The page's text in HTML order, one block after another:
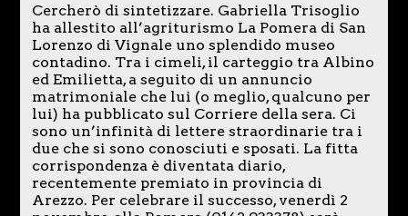
Cercherò di sintetizzare. Gabriella Trisoglio
ha allestito all’agriturismo La Pomera di San
Lorenzo di Vignale uno splendido museo
contadino. Tra i cimeli, il carteggio tra Albino
ed Emilietta, a seguito di un annuncio
matrimoniale che lui (o meglio, qualcuno per
lui) ha pubblicato sul Corriere della sera. Ci
sono un’infinità di lettere straordinarie tra i
due che si sono conosciuti e sposati. La fitta
corrispondenza è diventata diario,
recentemente premiato in provincia di
Arezzo. Per celebrare il successo, venerdì 2